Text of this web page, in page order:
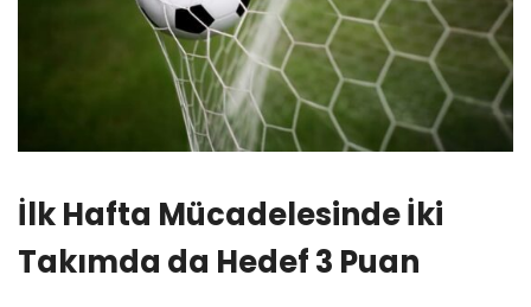
İlk Hafta Mücadelesinde İki
Takımda da Hedef 3 Puan